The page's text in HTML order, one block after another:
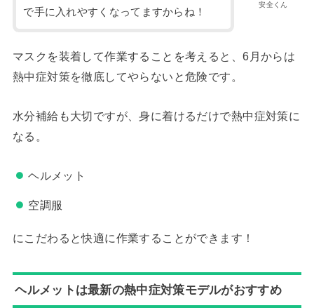
安全くん
で手に入れやすくなってますからね！
マスクを装着して作業することを考えると、6月からは
熱中症対策を徹底してやらないと危険です。
水分補給も大切ですが、身に着けるだけで熱中症対策に
なる。
ヘルメット
空調服
にこだわると快適に作業することができます！
ヘルメットは最新の熱中症対策モデルがおすすめ